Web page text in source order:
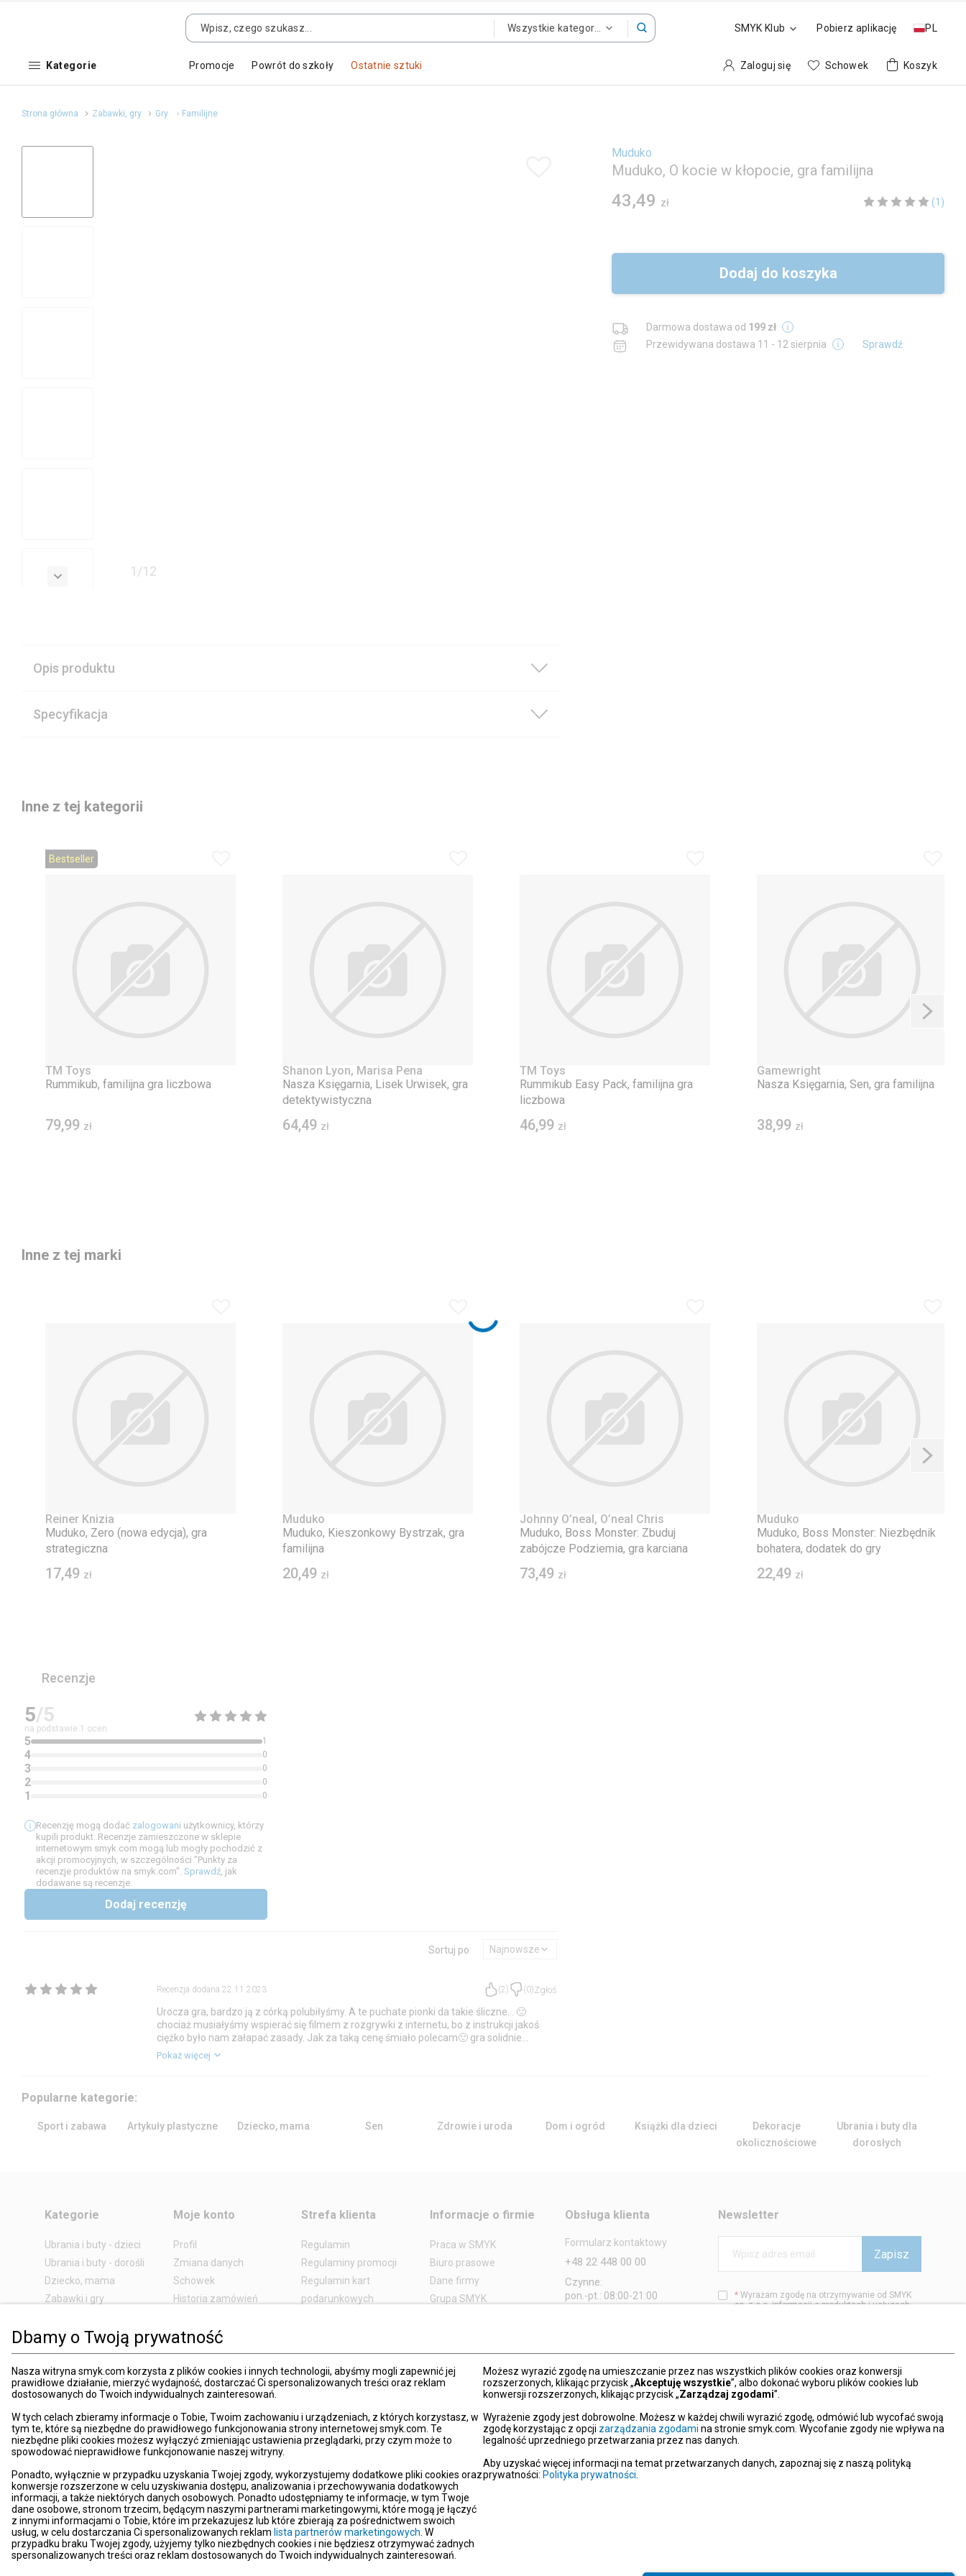
SMYK Klub Pobierz aplikację PL
Kategorie Promocje Powrót do szkoły Ostatnie sztuki
Dbamy o Twoją prywatność
Nasza witryna smyk.com korzysta z plików cookies i innych technologii, abyśmy mogli zapewnić jej
prawidłowe działanie, mierzyć wydajność, dostarczać Ci spersonalizowanych treści oraz reklam
dostosowanych do Twoich indywidualnych zainteresowań.
W tych celach zbieramy informacje o Tobie, Twoim zachowaniu i urządzeniach, z których korzystasz, w
tym te, które są niezbędne do prawidłowego funkcjonowania strony internetowej smyk.com. Te
niezbędne pliki cookies możesz wyłączyć zmieniając ustawienia przeglądarki, przy czym może to
spowodować nieprawidłowe funkcjonowanie naszej witryny.
Ponadto, wyłącznie w przypadku uzyskania Twojej zgody, wykorzystujemy dodatkowe pliki cookies oraz
konwersje rozszerzone w celu uzyskiwania dostępu, analizowania i przechowywania dodatkowych
informacji, a także niektórych danych osobowych. Ponadto udostępniamy te informacje, w tym Twoje
dane osobowe, stronom trzecim, będącym naszymi partnerami marketingowymi, które mogą je łączyć
z innymi informacjami o Tobie, które im przekazujesz lub które zbierają za pośrednictwem swoich
usług, w celu dostarczania Ci spersonalizowanych reklam lista partnerów marketingowych . W
przypadku braku Twojej zgody, użyjemy tylko niezbędnych cookies i nie będziesz otrzymywać żadnych
spersonalizowanych treści oraz reklam dostosowanych do Twoich indywidualnych zainteresowań.
Możesz wyrazić zgodę na umieszczanie przez nas wszystkich plików cookies oraz konwersji
rozszerzonych, klikając przycisk „Akceptuję wszystkie”, albo dokonać wyboru plików cookies lub
konwersji rozszerzonych, klikając przycisk „Zarządzaj zgodami”.
Wyrażenie zgody jest dobrowolne. Możesz w każdej chwili wyrazić zgodę, odmówić lub wycofać swoją
zgodę korzystając z opcji zarządzania zgodami na stronie smyk.com. Wycofanie zgody nie wpływa na
legalność uprzedniego przetwarzania przez nas danych.
Aby uzyskać więcej informacji na temat przetwarzanych danych, zapoznaj się z naszą polityką
prywatności: Polityka prywatności
Zaloguj się Schowek Koszyk
Strona główna Zabawki, gry Gry Familijne
1 /12
Opis produktu
Specyfikacja
Muduko
Muduko, O kocie w kłopocie, gra familijna
43,49 zł (1)
Dodaj do koszyka
Darmowa dostawa od 199 zł
Przewidywana dostawa 11 - 12 sierpnia Sprawdź
Inne z tej kategorii
Bestseller
TM Toys
Rummikub, familijna gra liczbowa
79,99 zł
Shanon Lyon, Marisa Pena
Nasza Księgarnia, Lisek Urwisek, gra
detektywistyczna
64,49 zł
TM Toys
Rummikub Easy Pack, familijna gra
liczbowa
46,99 zł
Gamewright
Nasza Księgarnia, Sen, gra familijna
38,99 zł
Inne z tej marki
Reiner Knizia
Muduko, Zero (nowa edycja), gra
strategiczna
17,49 zł
Muduko
Muduko, Kieszonkowy Bystrzak, gra
familijna
20,49 zł
Johnny O’neal, O’neal Chris
Muduko, Boss Monster: Zbuduj
zabójcze Podziemia, gra karciana
73,49 zł
Muduko
Muduko, Boss Monster: Niezbędnik
bohatera, dodatek do gry
22,49 zł
Recenzje
5/5
na podstawie 1 ocen
5 1
4 0
3 0
2 0
1 0
Recenzję mogą dodać zalogowani użytkownicy, którzy
kupili produkt. Recenzje zamieszczone w sklepie
internetowym smyk.com mogą lub mogły pochodzić z
akcji promocyjnych, w szczególności "Punkty za
recenzje produktów na smyk.com". Sprawdź, jak
dodawane są recenzje.
Dodaj recenzję
Sortuj po: Najnowsze
Recenzja dodana 22.11.2023 (2 ) (0)Zgłoś
Urocza gra, bardzo ją z córką polubiłyśmy. A te puchate pionki da takie śliczne... 🙂
chociaż musiałyśmy wspierać się filmem z rozgrywki z internetu, bo z instrukcji jakoś
ciężko było nam załapać zasady. Jak za taką cenę śmiało polecam🙂 gra solidnie
wykonana, wszystkie kafelki i żetony są solidne.
Pokaż więcej
Popularne kategorie:
Sport i zabawa Artykuły plastyczne Dziecko, mama Sen Zdrowie i uroda Dom i ogród Książki dla dzieci
Dekoracje
okolicznościowe
Ubrania i buty dla
dorosłych
Kategorie
Ubrania i buty - dzieci
Ubrania i buty - dorośli
Dziecko, mama
Zabawki i gry
Zdrowie i uroda
Dom i ogród
Promocje
Porady
Moje konto
Profil
Zmiana danych
Schowek
Historia zamówień
Polityka prywatności
Ustawienia prywatności
Śledzenie zamówień
Strefa klienta
Regulamin
Regulaminy promocji
Regulamin kart
podarunkowych
Reklamacje
Metody płatności
PayPo
Karty podarunkowe
Znajdź sklep SMYK
Newsletter
Komunikaty
Deklaracje zgodności
Pomoc
Kontakt
Informacje o firmie
Praca w SMYK
Biuro prasowe
Dane firmy
Grupa SMYK
Akt o usługach cyfrowych
Deklaracja dostępności
Obsługa klienta
Formularz kontaktowy
+48 22 448 00 00
Czynne:
pon.-pt.: 08:00-21:00
Newsletter
Wpisz adres email Zapisz
* Wyrażam zgodę na otrzymywanie od SMYK
sp. z o.o. informacji o produktach i usługach
W każdej chwili możesz z łatwością cofnąć
więcej